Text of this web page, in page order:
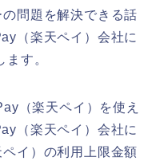
問題を解決できる話
（楽天ペイ）会社に
す。
（楽天ペイ）を使え
（楽天ペイ）会社に
イ）の利用上限金額